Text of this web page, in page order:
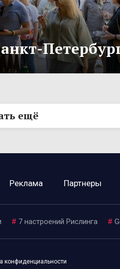
ещё
Реклама Партнеры
# 7 настроений Рислинга #
конфиденциальности